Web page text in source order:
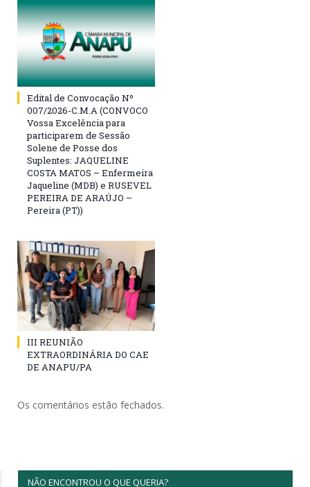
Edital de Convocação Nº
007/2026-C.M.A (CONVOCO
Vossa Excelência para
participarem de Sessão
Solene de Posse dos
Suplentes: JAQUELINE
COSTA MATOS – Enfermeira
Jaqueline (MDB) e RUSEVEL
PEREIRA DE ARAÚJO –
Pereira (PT))
III REUNIÃO
EXTRAORDINÁRIA DO CAE
DE ANAPU/PA
Os comentários estão fechados.
NÃO ENCONTROU O QUE QUERIA?